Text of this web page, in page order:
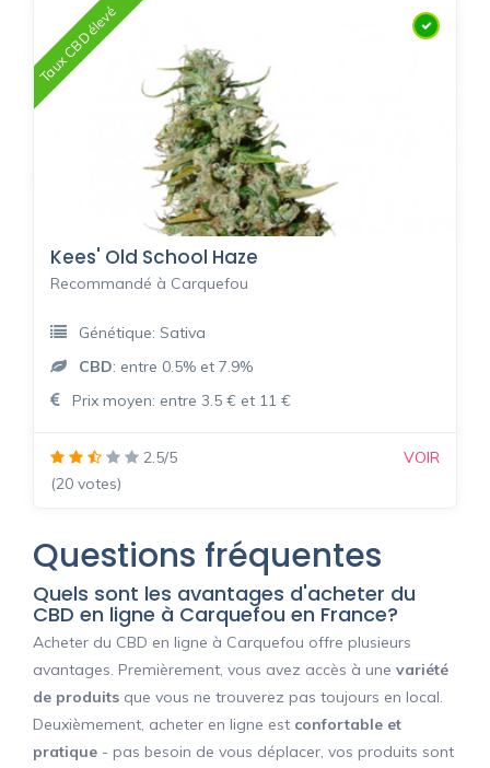
Taux CBD élevé
Kees' Old School Haze
Recommandé à Carquefou
Génétique: Sativa
CBD: entre 0.5% et 7.9%
Prix moyen: entre 3.5 € et 11 €
2.5/5
(20 votes)
VOIR
Questions fréquentes
Quels sont les avantages d'acheter du
CBD en ligne à Carquefou en France?
Acheter du CBD en ligne à Carquefou offre plusieurs
avantages. Premièrement, vous avez accès à une variété
de produits que vous ne trouverez pas toujours en local.
Deuxièmement, acheter en ligne est confortable et
pratique - pas besoin de vous déplacer, vos produits sont